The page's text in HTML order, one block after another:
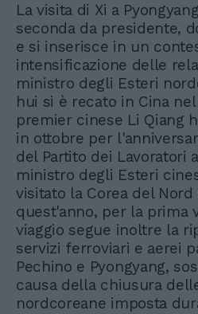
La visita di Xi a
seconda da presidente,
e si inserisce in un
intensificazione delle
ministro degli Esteri
hui si è recato in Cina
premier cinese Li Qiang
in ottobre per
del Partito dei Lavoratori
ministro degli Esteri
visitato la Corea del
quest'anno, per la prima
viaggio segue inoltre la
servizi ferroviari e aerei
Pechino e Pyongyang,
causa della chiusura
nordcoreane imposta